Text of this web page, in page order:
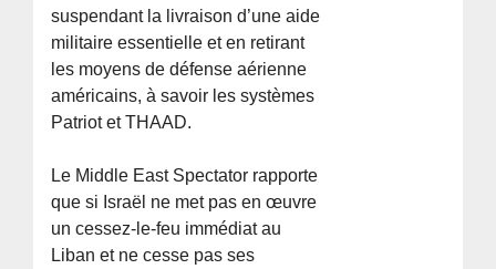
suspendant la livraison d’une aide
militaire essentielle et en retirant
les moyens de défense aérienne
américains, à savoir les systèmes
Patriot et THAAD.
Le Middle East Spectator rapporte
que si Israël ne met pas en œuvre
un cessez-le-feu immédiat au
Liban et ne cesse pas ses